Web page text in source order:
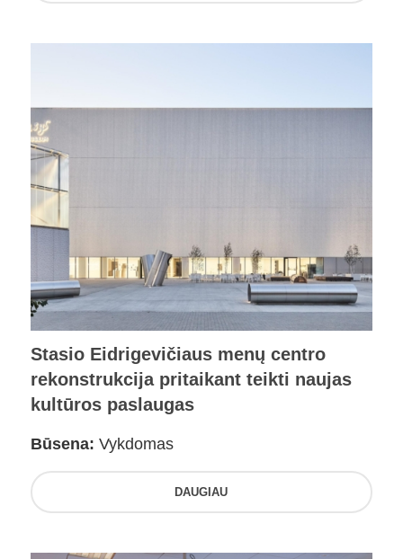
Stasio Eidrigevičiaus menų centro
rekonstrukcija pritaikant teikti naujas
kultūros paslaugas
Būsena: Vykdomas
DAUGIAU